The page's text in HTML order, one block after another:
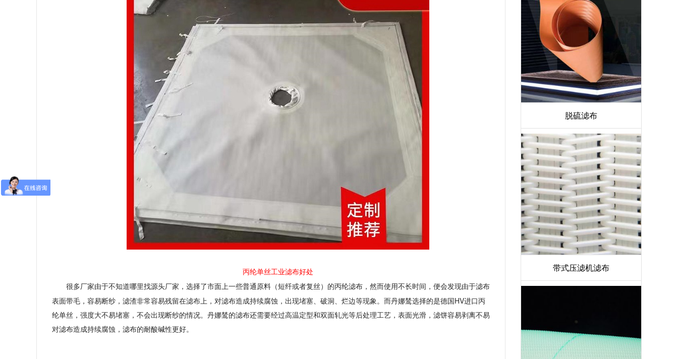
丙纶单丝工业滤布好处
很多厂家由于不知道哪里找源头厂家，选择了市面上一些普通原料（短纤或者复丝）的丙纶滤布，然而使用不长时间， 便会发现由于滤布
表面带毛，容易断纱，滤渣非常容易残留在滤布上，对滤布造成持续腐蚀，出现堵塞、破洞、烂边等现象。而丹娜鸶选择的是德国HV进口丙
纶单丝，强度大不易堵塞，不会出现断纱的情况。丹娜鸶的滤布还需要经过高温定型和双面轧光等后处理工艺，表面光滑，滤饼容易剥离不易
对滤布造成持续腐蚀，滤布的耐酸碱性更好。
脱硫滤布
带式压滤机滤布